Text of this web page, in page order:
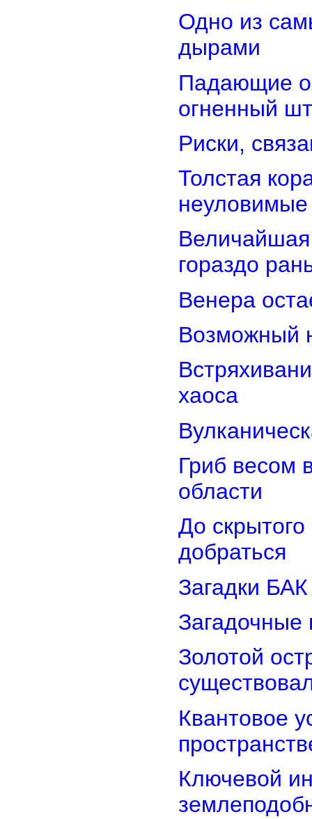
Одно из
дырами
Падающие
огненный
Риски,
Толстая
Величайшая
гораздо
Венера
Возможный
хаоса
Гриб весом
области
До
добраться
Загадки
Загадочные
Золотой
Квантовое
Ключевой